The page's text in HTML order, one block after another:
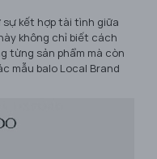
kết hợp tài tình giữa
không chỉ biết cách
từng sản phẩm mà còn
mẫu balo Local Brand